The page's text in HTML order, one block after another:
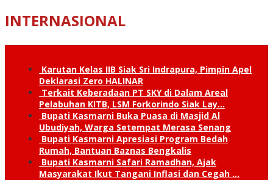
INTERNASIONAL
Karutan Kelas IIB Siak Sri Indrapura, Pimpin Apel
Deklarasi Zero HALINAR
Terkait Keberadaan PT SKY di Dalam Areal
Pelabuhan KITB, LSM Forkorindo Siak Lay…
Bupati Kasmarni Buka Puasa di Masjid Al
Ubudiyah, Warga Setempat Merasa Senang
Bupati Kasmarni Apresiasi Program Bedah
Rumah, Bantuan Baznas Bengkalis
Bupati Kasmarni Safari Ramadhan, Ajak
Masyarakat Ikut Tangani Inflasi dan Cegah …